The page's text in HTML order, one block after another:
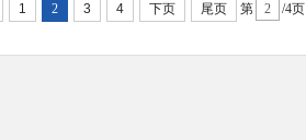
1 2 3 4 下页 尾页 第 /4页